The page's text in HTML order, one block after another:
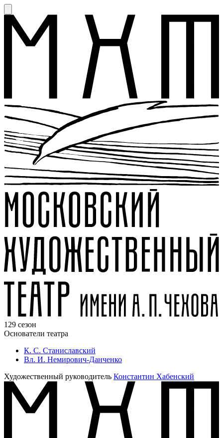
129 сезон
Основатели театра
К. С. Станиславский
Вл. И. Немирович-Данченко
Художественный руководитель Константин Хабенский